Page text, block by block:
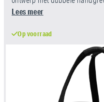
Lees meer
Op voorraad